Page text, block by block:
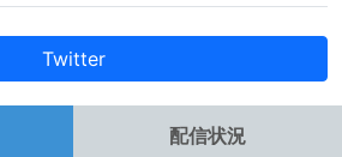
Twitter
配信状況